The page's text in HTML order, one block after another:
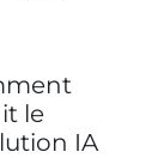
le
IA